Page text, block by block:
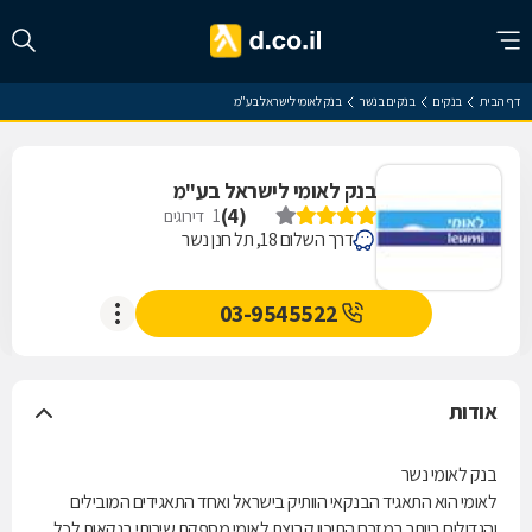
דף הבית בנקים בנקים בנשר בנק לאומי לישראל בע"מ
בנק לאומי לישראל בע"מ
(
4
)
1 דירוגים
דרך השלום 18, תל חנן נשר
03-9545522
אודות
בנק לאומי נשר
לאומי הוא התאגיד הבנקאי הוותיק בישראל ואחד התאגידים המובילים